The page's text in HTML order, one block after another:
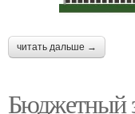
читать дальше →
Бюджетный